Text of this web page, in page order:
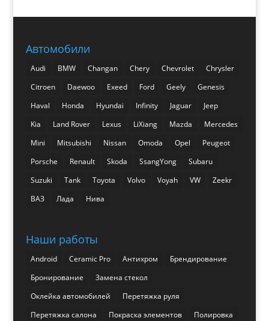
Автомобили
Audi BMW Changan Chery Chevrolet
Chrysler
Citroen
Daewoo Exeed Ford Geely
Genesis
Haval
Honda Hyundai Infinity Jaguar
Jeep
Kia
Land Rover Lexus LiXiang Mazda
Mercedes
Mini
Mitsubishi Nissan Omoda Opel
Peugeot
Porsche
Renault Skoda SsangYong
Subaru
Suzuki
Tank Toyota Volvo Voyah VW
Zeekr
ВАЗ
Лада Нива
Наши работы
Android Ceramic Pro Антихром
Брендирование
Бронирование
Замена стекол
Оклейка автомобилей
Перетяжка руля
Перетяжка салона
Покраска элементов
Полировка